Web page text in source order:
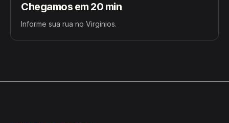
Chegamos em 20 min
Informe sua rua no Virginios.